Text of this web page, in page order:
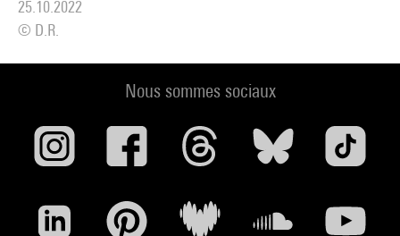
25.10.2022
© D.R.
Nous sommes sociaux